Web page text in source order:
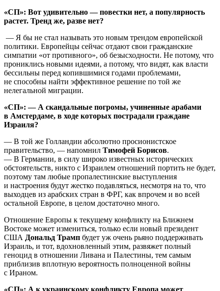
«СП»: Вот удивительно — повестки нет, а популярность
растет. Тренд же, разве нет?
— Я бы не стал называть это новым трендом европейской
политики. Европейцы сейчас отдают свои гражданские
симпатии «от противного», об безысходности. Не потому, что
прониклись новыми идеями, а потому, что видят, как власти
бессильны перед копившимися годами проблемами,
не способны найти эффективное решение по той же
нелегальной миграции.
«СП»: — А скандальные погромы, учиненные арабами
в Амстердаме, в ходе которых пострадали граждане
Израиля?
— В той же Голландии абсолютно просионистское
правительство, — напомнил Тимофей Борисов.
— В Германии, в силу широко известных исторических
обстоятельств, никто с Израилем отношений портить не будет,
поэтому там любые пропалестинские выступления
и настроения будут жестко подавляться, несмотря на то, что
выходцев из арабских стран в ФРГ, как впрочем и во всей
остальной Европе, в целом достаточно много.
Отношение Европы к текущему конфликту на Ближнем
Востоке может измениться, только если новый президент
США Дональд Трамп будет уж очень рьяно поддерживать
Израиль, и тот, вдохновленный этим, развяжет полный
геноцид в отношении Ливана и Палестины, тем самым
приблизив вплотную вероятность полноценной войны
с Ираном.
«СП»: А к украинскому конфликту Европа может